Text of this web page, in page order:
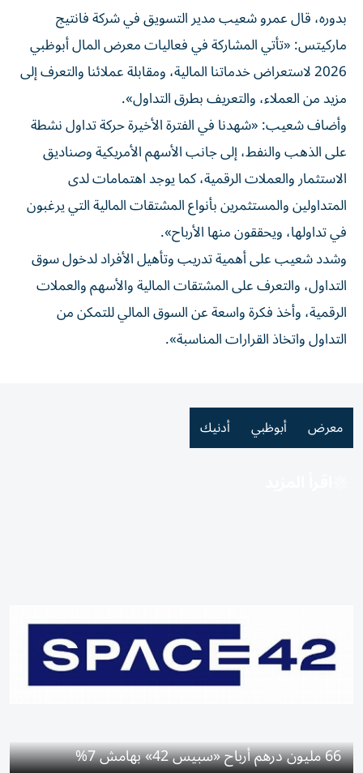
بدوره، قال عمرو شعيب مدير التسويق في شركة فانتيج
ماركيتس: «تأتي المشاركة في فعاليات معرض المال أبوظبي
2026 لاستعراض خدماتنا المالية، ومقابلة عملائنا والتعرف إلى
مزيد من العملاء، والتعريف بطرق التداول».
وأضاف شعيب: «شهدنا في الفترة الأخيرة حركة تداول نشطة
على الذهب والنفط، إلى جانب الأسهم الأمريكية وصناديق
الاستثمار والعملات الرقمية، كما يوجد اهتمامات لدى
المتداولين والمستثمرين بأنواع المشتقات المالية التي يرغبون
في تداولها، ويحققون منها الأرباح».
وشدد شعيب على أهمية تدريب وتأهيل الأفراد لدخول سوق
التداول، والتعرف على المشتقات المالية والأسهم والعملات
الرقمية، وأخذ فكرة واسعة عن السوق المالي للتمكن من
التداول واتخاذ القرارات المناسبة».
معرض أبوظبي أدنيك
66 مليون درهم أرباح «سبيس 42» بهامش 7%